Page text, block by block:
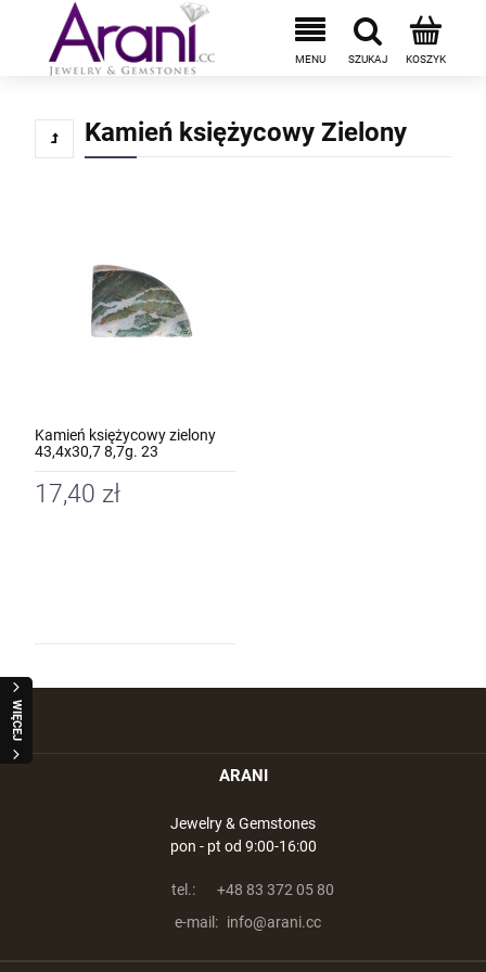
WIĘCEJ
Kamień księżycowy Zielony
Kamień księżycowy zielony
43,4x30,7 8,7g. 23
17,40 zł
ARANI
Jewelry & Gemstones
pon - pt od 9:00-16:00
tel.:
+48 83 372 05 80
e-mail: info@arani.cc